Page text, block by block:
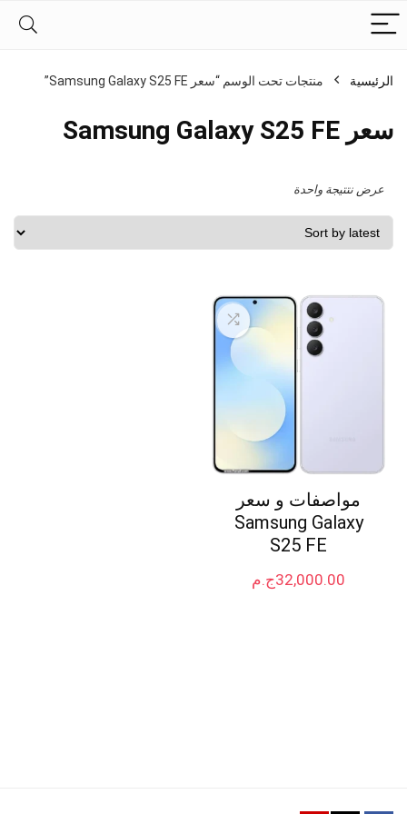
الرئيسية منتجات تحت الوسم “سعر Samsung Galaxy S25 FE”
سعر Samsung Galaxy S25 FE
عرض نتتيجة واحدة
مواصفات و سعر
Samsung Galaxy
S25 FE
ج.م32,000.00